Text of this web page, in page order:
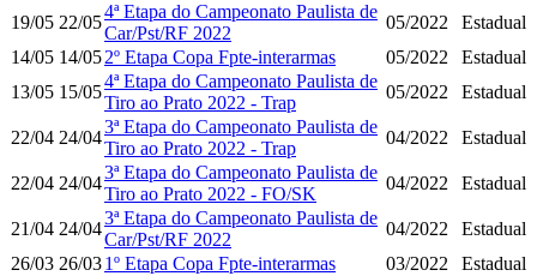
19/05 22/05
4ª Etapa do Campeonato Paulista de
Car/Pst/RF 2022
05/2022
Estadual
14/05 14/052º Etapa Copa Fpte-interarmas 05/2022
Estadual
13/05 15/05
4ª Etapa do Campeonato Paulista de
Tiro ao Prato 2022 - Trap
05/2022 Estadual
22/04 24/04
3ª Etapa do Campeonato Paulista de
Tiro ao Prato 2022 - Trap
04/2022 Estadual
22/04 24/04
3ª Etapa do Campeonato Paulista de
Tiro ao Prato 2022 - FO/SK
04/2022 Estadual
21/04 24/04
3ª Etapa do Campeonato Paulista de
Car/Pst/RF 2022
04/2022
Estadual
26/03 26/031º Etapa Copa Fpte-interarmas 03/2022
Estadual